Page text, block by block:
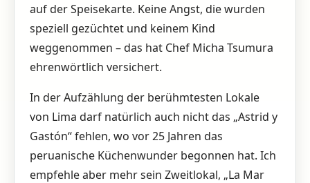
auf der Speisekarte. Keine Angst, die wurden
speziell gezüchtet und keinem Kind
weggenommen – das hat Chef Micha Tsumura
ehrenwörtlich versichert.
In der Aufzählung der berühmtesten Lokale
von Lima darf natürlich auch nicht das „Astrid y
Gastón“ fehlen, wo vor 25 Jahren das
peruanische Küchenwunder begonnen hat. Ich
empfehle aber mehr sein Zweitlokal, „La Mar